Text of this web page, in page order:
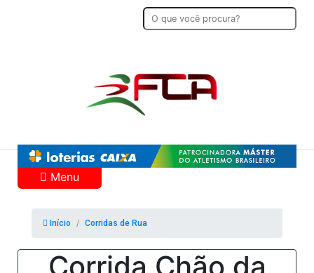
Menu
Início Corridas de Rua